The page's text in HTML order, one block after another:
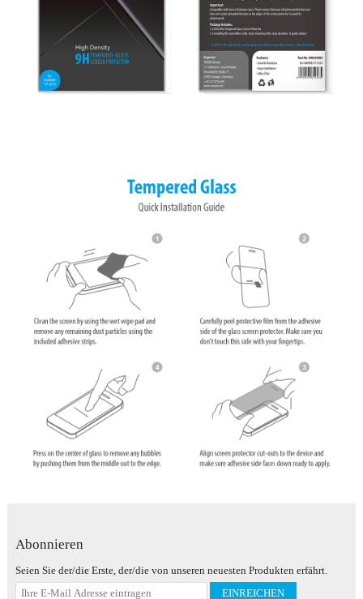
Abonnieren
Seien Sie der/die Erste, der/die von unseren neuesten Produkten erfährt.
EINREICHEN